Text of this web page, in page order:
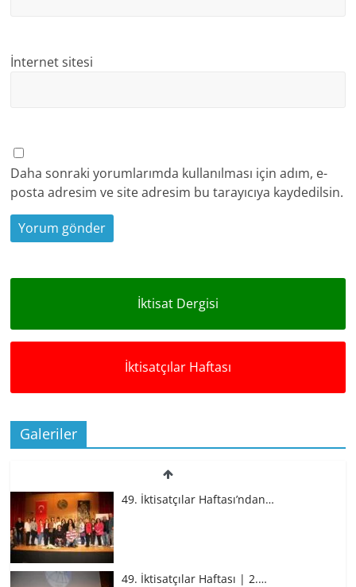
İnternet sitesi
Daha sonraki yorumlarımda kullanılması için adım, e-
posta adresim ve site adresim bu tarayıcıya kaydedilsin.
İktisat Dergisi
İktisatçılar Haftası
Galeriler
49. İktisatçılar Haftası’ndan…
49. İktisatçılar Haftası | 2.…